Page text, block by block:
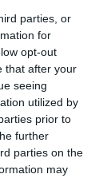
parties, or
for
opt-out
that after your
seeing
utilized by
prior to
further
parties on the
may